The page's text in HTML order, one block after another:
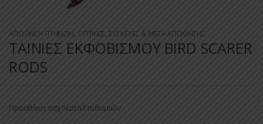
ΑΠΩΘΗΣΗ ΠΤΗΝΩΝ, ΟΠΤΙΚΕΣ, ΣΥΣΚΕΥΕΣ & ΜΕΣΑ ΑΠΩΘΗΣΗΣ
ΤΑΙΝΙΕΣ ΕΚΦΟΒΙΣΜΟΥ BIRD SCARER
RODS
Προσθήκη στη Λίστα Επιθυμιών